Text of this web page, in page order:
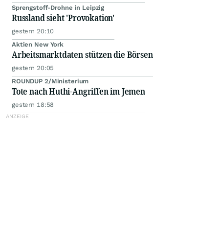
Sprengstoff-Drohne in Leipzig
Russland sieht 'Provokation'
gestern 20:10
Aktien New York
Arbeitsmarktdaten stützen die Börsen
gestern 20:05
ROUNDUP 2/Ministerium
Tote nach Huthi-Angriffen im Jemen
gestern 18:58